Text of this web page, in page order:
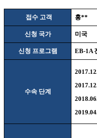
접수 고객 홍**
신청 국가 미국
신청 프로그램 EB-1A
수속 단계